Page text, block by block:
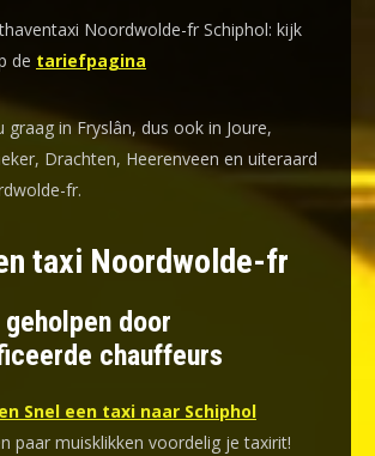
Noordwolde-fr Schiphol: kijk
de tariefpagina
graag in Fryslân, dus ook in Joure,
Drachten, Heerenveen en uiteraard
fr.
taxi Noordwolde-fr
door
chauffeurs
Snel een taxi naar Schiphol
paar muisklikken voordelig je taxirit!